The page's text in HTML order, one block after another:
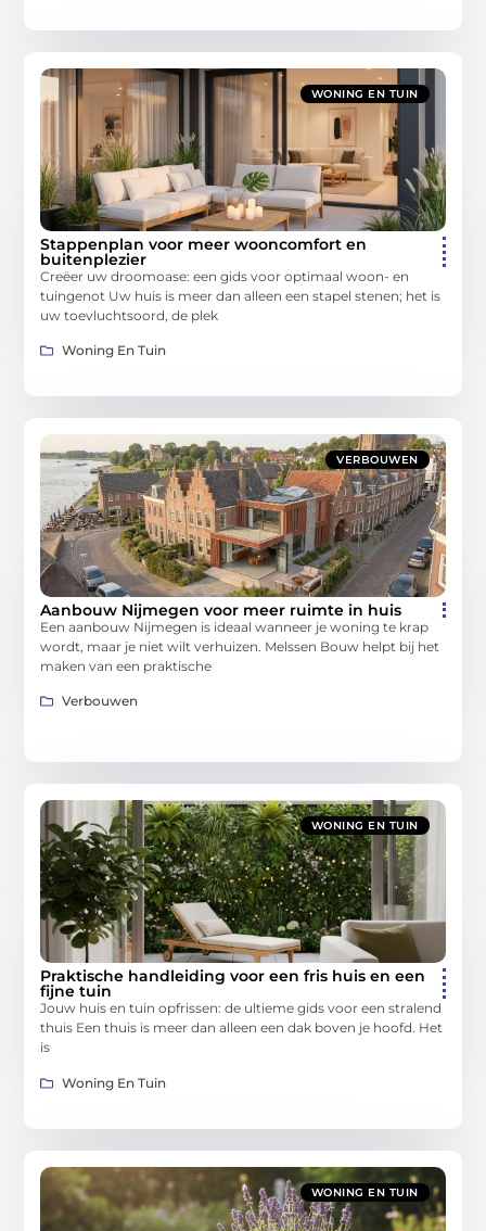
WONING EN TUIN
Stappenplan voor meer wooncomfort en
buitenplezier
Creëer uw droomoase: een gids voor optimaal woon- en
tuingenot Uw huis is meer dan alleen een stapel stenen; het is
uw toevluchtsoord, de plek
Woning En Tuin
VERBOUWEN
Aanbouw Nijmegen voor meer ruimte in huis
Een aanbouw Nijmegen is ideaal wanneer je woning te krap
wordt, maar je niet wilt verhuizen. Melssen Bouw helpt bij het
maken van een praktische
Verbouwen
WONING EN TUIN
Praktische handleiding voor een fris huis en een
fijne tuin
Jouw huis en tuin opfrissen: de ultieme gids voor een stralend
thuis Een thuis is meer dan alleen een dak boven je hoofd. Het
is
Woning En Tuin
WONING EN TUIN